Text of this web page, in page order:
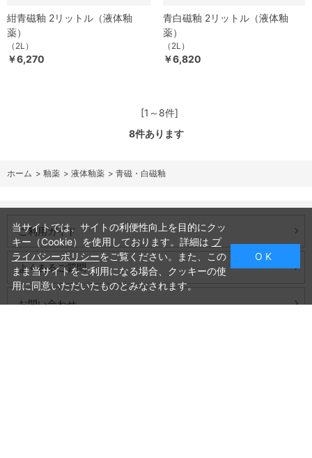
紺青磁釉 2リットル（液体釉
薬）
（2L）
￥6,270
青白磁釉 2リットル（液体釉
薬）
（2L）
￥6,820
[1～8件]
8件あります
ホーム > 釉薬 > 液体釉薬 > 青磁・白磁釉
ご利用ガイド
よくあるご質問
お問い合わせ
当サイトでは、サイトの利便性向上を目的にクッ
キー（Cookie）を使用しております。詳細は プ
ライバシーポリシーをご覧ください。また、この
まま当サイトをご利用になる場合、クッキーの使
用に同意いただいたものとみなされます。
O K